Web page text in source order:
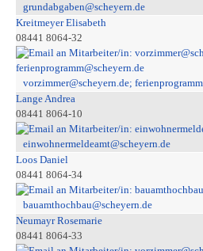
grundabgaben@scheyern.de
Kreitmeyer Elisabeth
08441 8064-32
vorzimmer@scheyern.de;
Lange Andrea
08441 8064-10
einwohnermeldeamt@scheyern.de
Loos Daniel
08441 8064-34
bauamthochbau@scheyern.de
Neumayr Rosemarie
08441 8064-33